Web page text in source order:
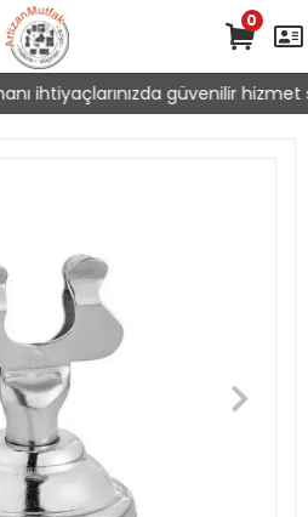
ihtiyaçlarınızda güvenilir hizmet
0